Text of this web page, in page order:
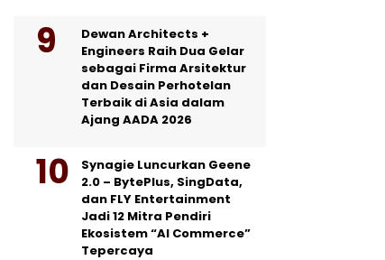
Dewan Architects +
Engineers Raih Dua Gelar
sebagai Firma Arsitektur
dan Desain Perhotelan
Terbaik di Asia dalam
Ajang AADA 2026
Synagie Luncurkan Geene
2.0 – BytePlus, SingData,
dan FLY Entertainment
Jadi 12 Mitra Pendiri
Ekosistem “AI Commerce”
Tepercaya